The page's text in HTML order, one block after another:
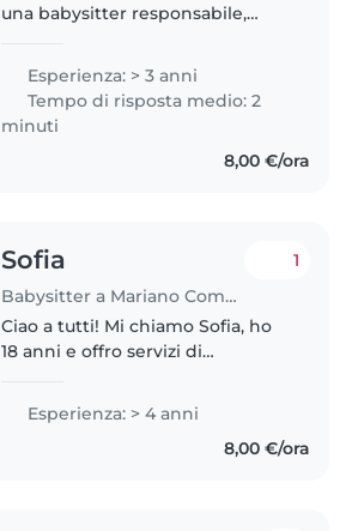
una babysitter responsabile,
bambini di diverse età, mi piace
organizzare attività creative,
aiutare..
Esperienza: > 3 anni
Tempo di risposta medio: 2
minuti
8,00 €/ora
Sofia
Babysitter a Mariano Comense
1
Ciao a tutti! Mi chiamo Sofia, ho
18 anni e offro servizi di
Anche se sono nuova su questa
piattaforma, ho una grandissima
Esperienza: > 4 anni
8,00 €/ora